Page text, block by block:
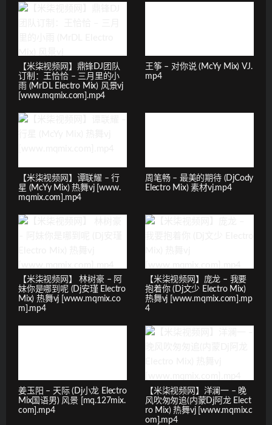
【米柒视频网】鼎锋DJ团队
订制：王恰恰 – 三月里的小
雨 (MrDL Electro Mix) 风景vj
[www.mqmix.com].mp4
王筝 – 对你说 (McYy Mix) VJ.
mp4
【米柒视频网】谭联耀 – 行
星 (McYy Mix) 热舞vj [www.
mqmix.com].mp4
周笔畅 – 最美的期待 (DjCody
Electro Mix) 素材vj.mp4
【米柒视频网】 林树豪 – 阿
妹你是哪到呢 (Dj安瑾 Electro
Mix) 热舞vj [www.mqmix.co
m].mp4
【米柒视频网】庞龙 – 我要
抱着你 (Dj文少 Electro Mix)
热舞vj [www.mqmix.com].mp
4
姜玉阳 – 天际 (Dj小龙 Electro
Mix国语男) 风景 [mq.127mix.
com].mp4
【米柒视频网】洋澜一 – 晚
风吹匆匆追(内蒙Dj阿龙 Elect
ro Mix) 热舞vj [www.mqmix.c
om].mp4